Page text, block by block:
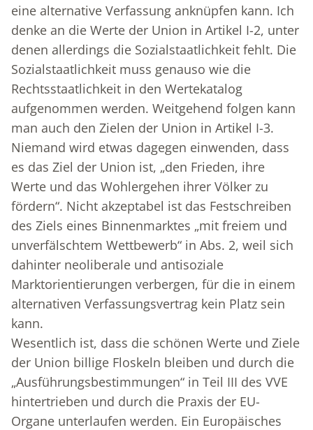
eine alternative Verfassung anknüpfen kann. Ich
denke an die Werte der Union in Artikel I-2, unter
denen allerdings die Sozialstaatlichkeit fehlt. Die
Sozialstaatlichkeit muss genauso wie die
Rechtsstaatlichkeit in den Wertekatalog
aufgenommen werden. Weitgehend folgen kann
man auch den Zielen der Union in Artikel I-3.
Niemand wird etwas dagegen einwenden, dass
es das Ziel der Union ist, „den Frieden, ihre
Werte und das Wohlergehen ihrer Völker zu
fördern“. Nicht akzeptabel ist das Festschreiben
des Ziels eines Binnenmarktes „mit freiem und
unverfälschtem Wettbewerb“ in Abs. 2, weil sich
dahinter neoliberale und antisoziale
Marktorientierungen verbergen, für die in einem
alternativen Verfassungsvertrag kein Platz sein
kann.
Wesentlich ist, dass die schönen Werte und Ziele
der Union billige Floskeln bleiben und durch die
„Ausführungsbestimmungen“ in Teil III des VVE
hintertrieben und durch die Praxis der EU-
Organe unterlaufen werden. Ein Europäisches